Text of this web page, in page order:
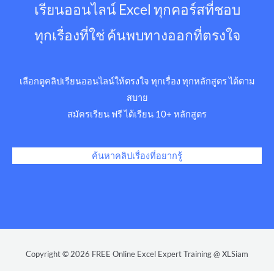
เรียนออนไลน์ Excel ทุกคอร์สที่ชอบ
ทุกเรื่องที่ใช่ ค้นพบทางออกที่ตรงใจ
เลือกดูคลิปเรียนออนไลน์ให้ตรงใจ ทุกเรื่อง ทุกหลักสูตร ได้ตาม
สบาย
สมัครเรียน ฟรี ได้เรียน 10+ หลักสูตร
ค้นหาคลิปเรื่องที่อยากรู้
Copyright © 2026 FREE Online Excel Expert Training @ XLSiam